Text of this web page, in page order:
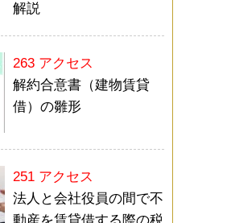
解説
263 アクセス
解約合意書（建物賃貸
借）の雛形
251 アクセス
法人と会社役員の間で不